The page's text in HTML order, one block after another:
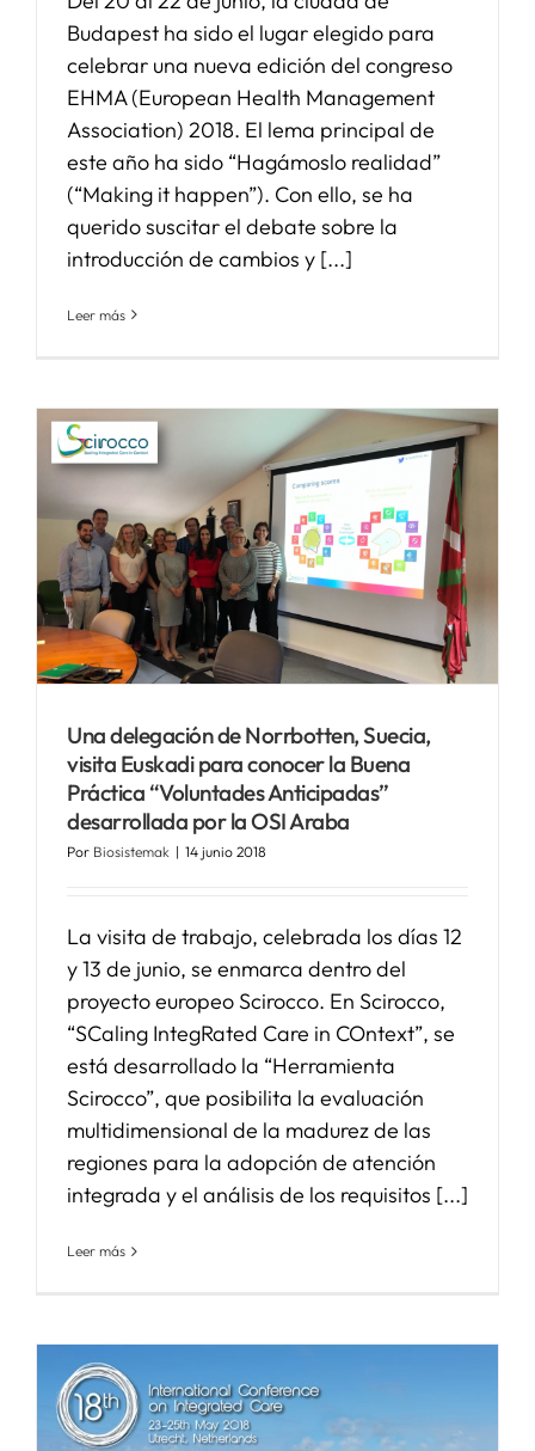
Budapest ha sido el lugar elegido para
celebrar una nueva edición del congreso
EHMA (European Health Management
Association) 2018. El lema principal de
este año ha sido “Hagámoslo realidad”
(“Making it happen”). Con ello, se ha
querido suscitar el debate sobre la
introducción de cambios y [...]
Leer más
Una delegación de Norrbotten, Suecia,
visita Euskadi para conocer la Buena
Práctica “Voluntades Anticipadas”
desarrollada por la OSI Araba
Por Biosistemak | 14 junio 2018
La visita de trabajo, celebrada los días 12
y 13 de junio, se enmarca dentro del
proyecto europeo Scirocco. En Scirocco,
“SCaling IntegRated Care in COntext”, se
está desarrollado la “Herramienta
Scirocco”, que posibilita la evaluación
multidimensional de la madurez de las
regiones para la adopción de atención
integrada y el análisis de los requisitos [...]
Leer más